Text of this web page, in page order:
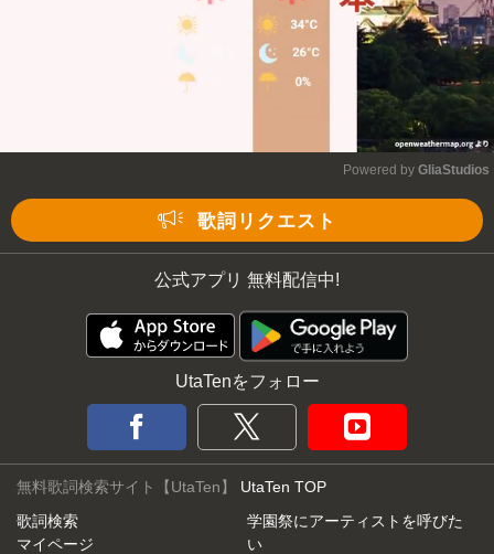
Powered by GliaStudios
歌詞リクエスト
公式アプリ 無料配信中!
UtaTenをフォロー
無料歌詞検索サイト【UtaTen】 UtaTen TOP
歌詞検索
マイページ
学園祭にアーティストを呼びた
い